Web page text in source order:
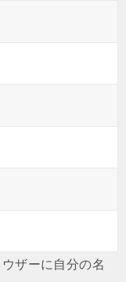
ザーに自分の名